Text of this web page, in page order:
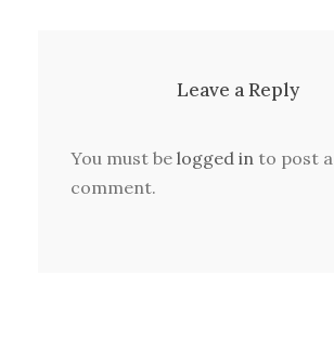
Leave a Reply
You must be logged in to post a
comment.